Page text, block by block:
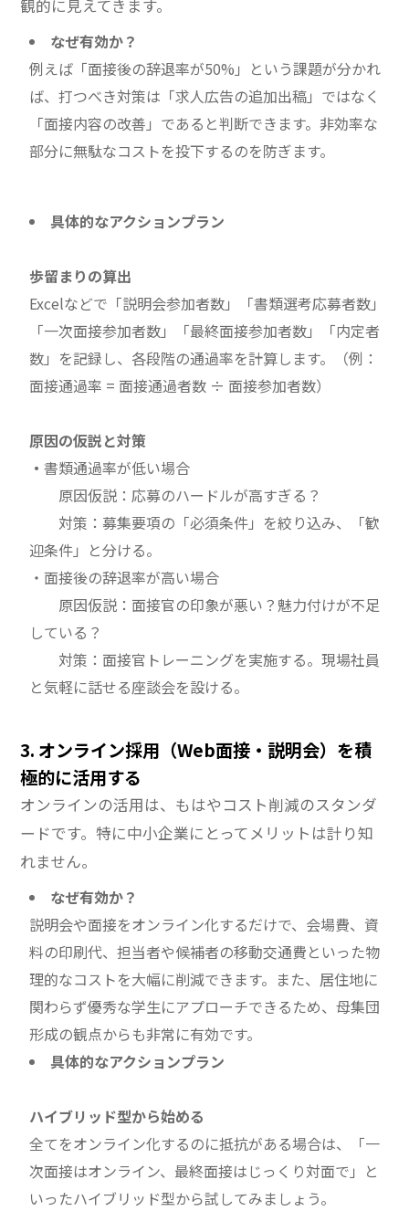
観的に見えてきます。
なぜ有効か？
例えば「面接後の辞退率が50%」という課題が分かれ
ば、打つべき対策は「求人広告の追加出稿」ではなく
「面接内容の改善」であると判断できます。非効率な
部分に無駄なコストを投下するのを防ぎます。
具体的なアクションプラン
歩留まりの算出
Excelなどで「説明会参加者数」「書類選考応募者数」
「一次面接参加者数」「最終面接参加者数」「内定者
数」を記録し、各段階の通過率を計算します。（例：
面接通過率 = 面接通過者数 ÷ 面接参加者数）
原因の仮説と対策
・書類通過率が低い場合
原因仮説：応募のハードルが高すぎる？
対策：募集要項の「必須条件」を絞り込み、「歓
迎条件」と分ける。
・面接後の辞退率が高い場合
原因仮説：面接官の印象が悪い？魅力付けが不足
している？
対策：面接官トレーニングを実施する。現場社員
と気軽に話せる座談会を設ける。
3. オンライン採用（Web面接・説明会）を積
極的に活用する
オンラインの活用は、もはやコスト削減のスタンダ
ードです。特に中小企業にとってメリットは計り知
れません。
なぜ有効か？
説明会や面接をオンライン化するだけで、会場費、資
料の印刷代、担当者や候補者の移動交通費といった物
理的なコストを大幅に削減できます。また、居住地に
関わらず優秀な学生にアプローチできるため、母集団
形成の観点からも非常に有効です。
具体的なアクションプラン
ハイブリッド型から始める
全てをオンライン化するのに抵抗がある場合は、「一
次面接はオンライン、最終面接はじっくり対面で」と
いったハイブリッド型から試してみましょう。